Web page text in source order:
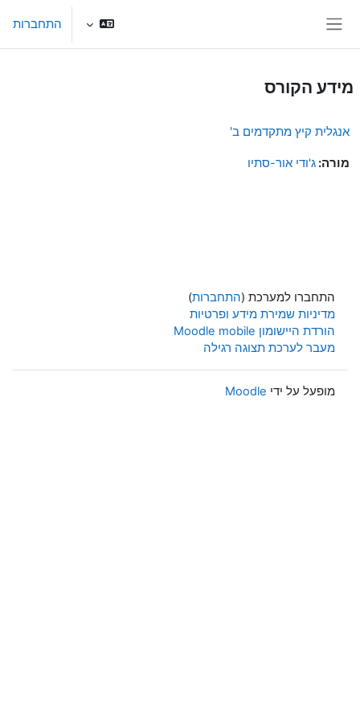
התחברות
מידע הקורס
אנגלית קיץ מתקדמים ב'
מורה: ג'ודי אור-סתיו
התחברו למערכת (התחברות)
מדיניות שמירת מידע ופרטיות
הורדת היישומון Moodle mobile
מעבר לערכת תצוגה רגילה
מופעל על ידי Moodle